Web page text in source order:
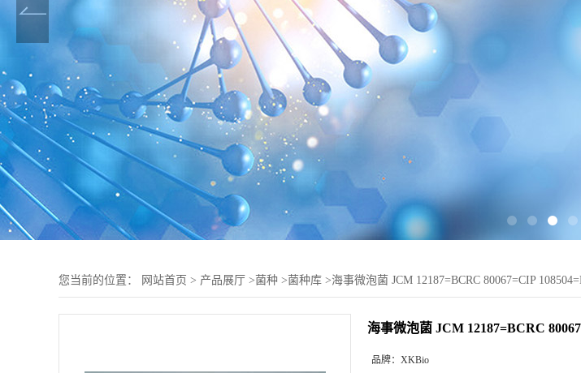
您当前的位置： 网站首页 > 产品展厅 >菌种 >菌种库 >海事微泡菌 JCM 12187=BCRC 80067=CIP
海事微泡菌 JCM 12187=BCRC
品牌： XKBio